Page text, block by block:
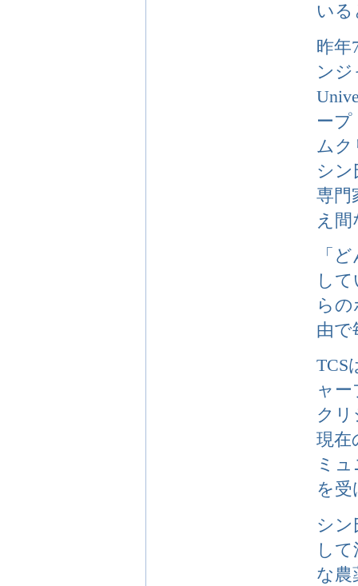
い
昨年
ンジ
ープ
ム
シ
専門
え
「
し
ら
由で
TCS
ャ
ク
現在
ミ
を
シ
し
な農